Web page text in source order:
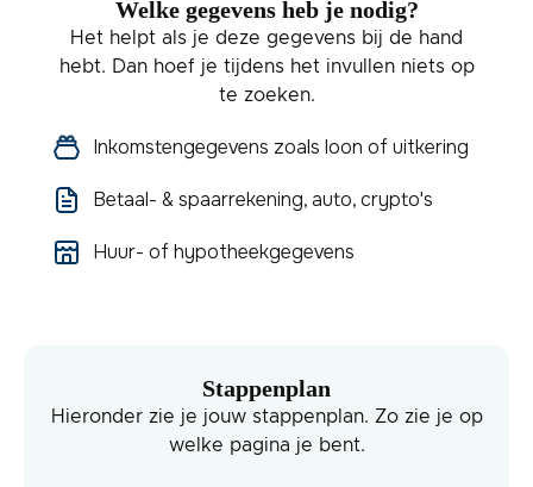
Welke gegevens heb je nodig?
Het helpt als je deze gegevens bij de hand
hebt. Dan hoef je tijdens het invullen niets op
te zoeken.
Inkomstengegevens zoals loon of uitkering
Betaal- & spaarrekening, auto, crypto's
Huur- of hypotheekgegevens
Stappenplan
Hieronder zie je jouw stappenplan. Zo zie je op
welke pagina je bent.